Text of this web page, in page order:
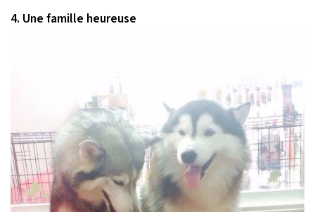
4. Une famille heureuse